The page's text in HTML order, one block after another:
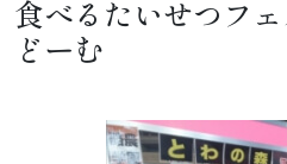
食べるたいせつフ
どーむ